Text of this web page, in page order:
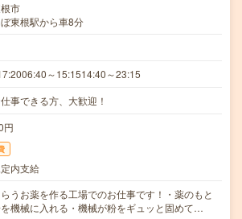
市
東根駅から車8分
～15:1514:40～23:15
事できる方、大歓迎！
円
内支給
うお薬を作る工場でのお仕事です！・薬のもと
機械に入れる・機械が粉をギュッと固めて…